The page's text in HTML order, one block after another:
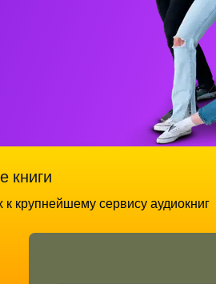
книги
крупнейшему сервису аудиокниг